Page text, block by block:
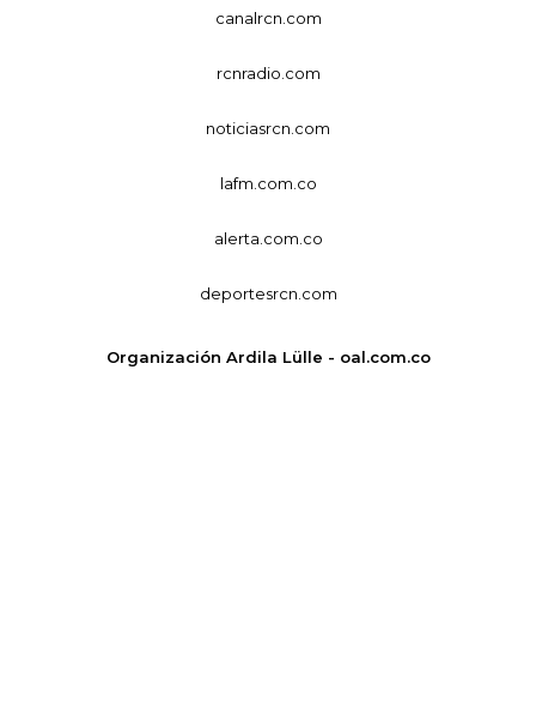
canalrcn.com
rcnradio.com
noticiasrcn.com
lafm.com.co
alerta.com.co
deportesrcn.com
Organización Ardila Lülle - oal.com.co